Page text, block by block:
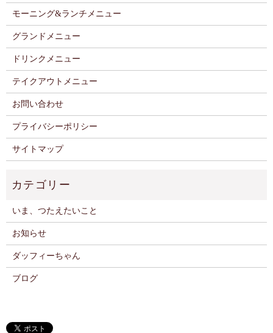
モーニング&ランチメニュー
グランドメニュー
ドリンクメニュー
テイクアウトメニュー
お問い合わせ
プライバシーポリシー
サイトマップ
いま、つたえたいこと
お知らせ
ダッフィーちゃん
ブログ